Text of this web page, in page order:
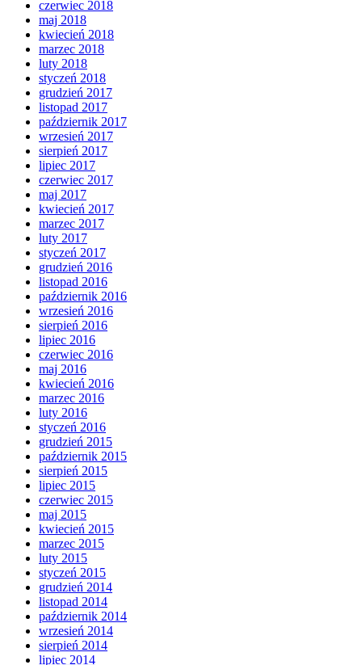
czerwiec 2018
maj 2018
kwiecień 2018
marzec 2018
luty 2018
styczeń 2018
grudzień 2017
listopad 2017
październik 2017
wrzesień 2017
sierpień 2017
lipiec 2017
czerwiec 2017
maj 2017
kwiecień 2017
marzec 2017
luty 2017
styczeń 2017
grudzień 2016
listopad 2016
październik 2016
wrzesień 2016
sierpień 2016
lipiec 2016
czerwiec 2016
maj 2016
kwiecień 2016
marzec 2016
luty 2016
styczeń 2016
grudzień 2015
październik 2015
sierpień 2015
lipiec 2015
czerwiec 2015
maj 2015
kwiecień 2015
marzec 2015
luty 2015
styczeń 2015
grudzień 2014
listopad 2014
październik 2014
wrzesień 2014
sierpień 2014
lipiec 2014